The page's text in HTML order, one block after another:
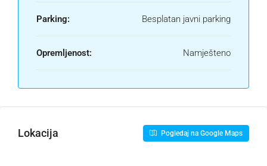
Parking: Besplatan javni parking
Opremljenost: Namješteno
Lokacija Pogledaj na Google Maps